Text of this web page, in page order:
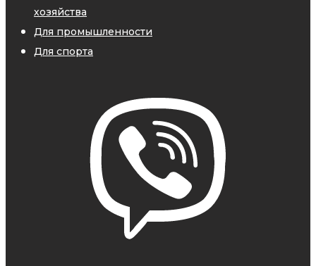
хозяйства
Для промышленности
Для спорта